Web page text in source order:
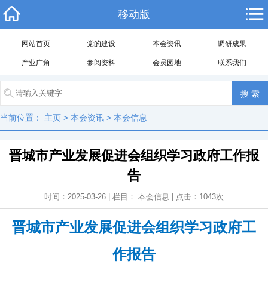
移动版
网站首页 党的建设 本会资讯 调研成果
产业广角 参阅资料 会员园地 联系我们
当前位置： 主页 > 本会资讯 > 本会信息
晋城市产业发展促进会组织学习政府工作报
告
时间：2025-03-26 | 栏目： 本会信息 | 点击： 1043次
晋城市产业发展促进会组织学习政府工
作报告